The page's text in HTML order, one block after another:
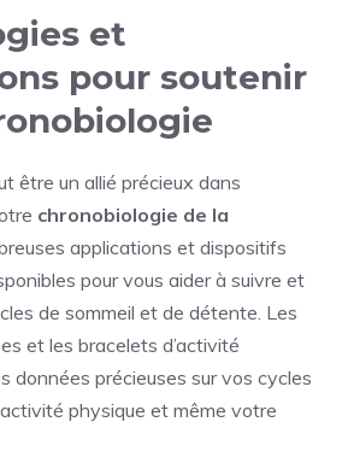
et
pour soutenir
être un allié précieux dans
chronobiologie de la
applications et dispositifs
pour vous aider à suivre et
de sommeil et de détente. Les
et les bracelets d’activité
données précieuses sur vos cycles
physique et même votre